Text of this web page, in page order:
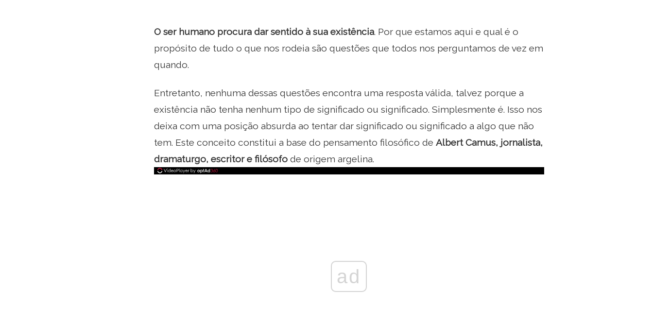
O ser humano procura dar sentido à sua existência. Por que estamos aqui e qual é o
propósito de tudo o que nos rodeia são questões que todos nos perguntamos de vez em
quando.
Entretanto, nenhuma dessas questões encontra uma resposta válida, talvez porque a
existência não tenha nenhum tipo de significado ou significado. Simplesmente é. Isso nos
deixa com uma posição absurda ao tentar dar significado ou significado a algo que não
tem. Este conceito constitui a base do pensamento filosófico de Albert Camus, jornalista,
dramaturgo, escritor e filósofo de origem argelina.
ad